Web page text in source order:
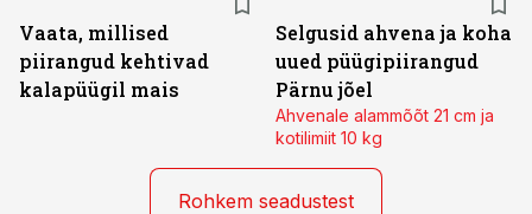
Vaata, millised
piirangud kehtivad
kalapüügil mais
Selgusid ahvena ja koha
uued püügipiirangud
Pärnu jõel
Ahvenale alammõõt 21 cm ja
kotilimiit 10 kg
Rohkem seadustest